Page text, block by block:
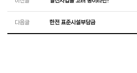
다음글 한전 표준시설부담금